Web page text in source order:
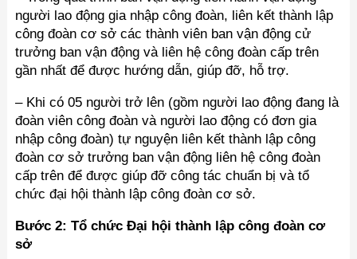
người lao động gia nhập công đoàn, liên kết thành lập
công đoàn cơ sở các thành viên ban vận động cử
trưởng ban vận động và liên hệ công đoàn cấp trên
gần nhất để được hướng dẫn, giúp đỡ, hỗ trợ.
– Khi có 05 người trở lên (gồm người lao động đang là
đoàn viên công đoàn và người lao động có đơn gia
nhập công đoàn) tự nguyện liên kết thành lập công
đoàn cơ sở trưởng ban vận động liên hệ công đoàn
cấp trên để được giúp đỡ công tác chuẩn bị và tổ
chức đại hội thành lập công đoàn cơ sở.
Bước 2: Tổ chức Đại hội thành lập công đoàn cơ
sở